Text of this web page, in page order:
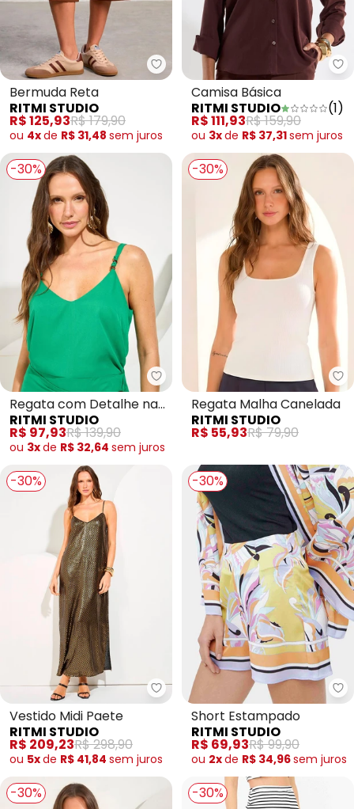
Ritmi Studio - Bermuda Reta
Bermuda Reta
RITMI STUDIO
R$ 125,93R$ 179,90
ou 4xde R$ 31,48 sem juros
Camisa Básica
RITMI STUDIO
(1)
R$ 111,93R$ 159,90
ou 3xde R$ 37,31sem juros
-30%
Ritmi Studio - Regata com
Regata com Detalhe nas
Alças
RITMI STUDIO
R$ 97,93R$ 139,90
ou 3xde R$ 32,64 sem juros
-30%
Regata Malha Canelada
RITMI STUDIO
R$ 55,93R$ 79,90
-30%
Ritmi Studio - Vestido Midi Paete
Vestido Midi Paete
RITMI STUDIO
R$ 209,23R$ 298,90
ou 5xde R$ 41,84 sem juros
-30%
Short Estampado
RITMI STUDIO
R$ 69,93R$ 99,90
ou 2xde R$ 34,96sem juros
-30% -30%